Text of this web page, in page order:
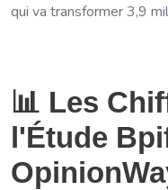
qui va transformer 3,9
📊 Les
l'Étude